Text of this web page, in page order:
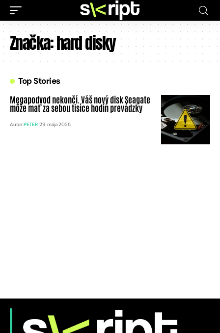
Značka:hard disky
Top Stories
Megapodvod nekončí. Váš nový disk Seagate
môže mať za sebou tisíce hodín prevádzky
Autor:PETER 29. mája 2025